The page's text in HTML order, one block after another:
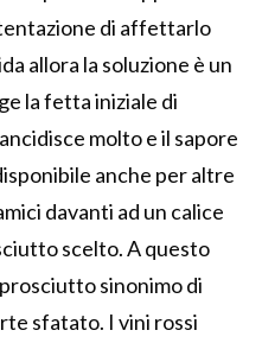
di affettarlo
allora la soluzione è un
la fetta iniziale di
molto e il sapore
anche per altre
davanti ad un calice
scelto. A questo
sinonimo di
sfatato. I vini rossi